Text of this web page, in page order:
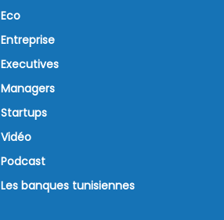
Eco
Entreprise
Executives
Managers
Startups
Vidéo
Podcast
Les banques tunisiennes